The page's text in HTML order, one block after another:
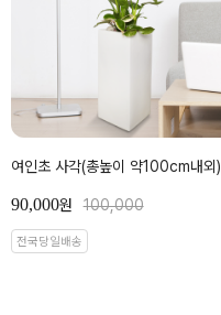
여인초 사각(총높이 약100cm내외)
90,000원 100,000
전국당일배송